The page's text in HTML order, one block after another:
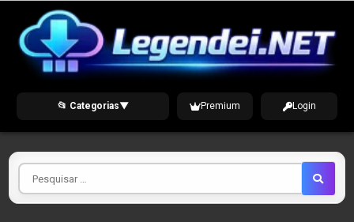
content
📂 Categorias▼ Premium Login
Pesquisar
por